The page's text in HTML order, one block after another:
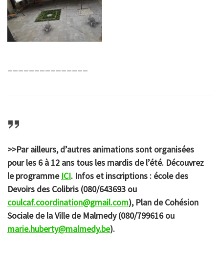
>>Par ailleurs, d’autres animations sont organisées
pour les 6 à 12 ans tous les mardis de l’été. Découvrez
le programme ICI. Infos et inscriptions : école des
Devoirs des Colibris (080/643693 ou
coulcaf.coordination@gmail.com), Plan de Cohésion
Sociale de la Ville de Malmedy (080/799616 ou
marie.huberty@malmedy.be).